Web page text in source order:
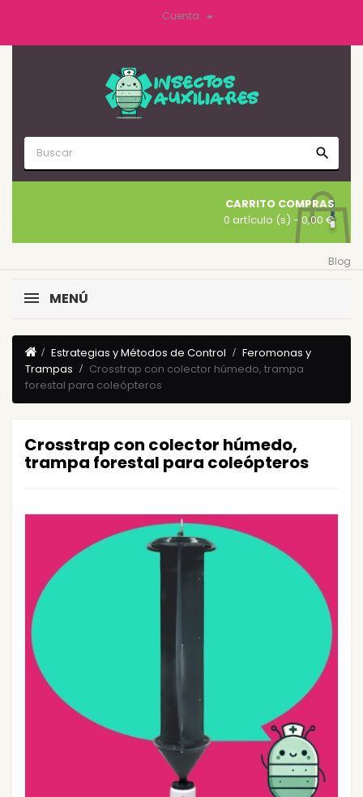
Cuenta 
search
CARRITO COMPRAS
0 artículo (s) - 0,00 €
Blog
MENÚ
Estrategias y Métodos de Control
Feromonas y
Trampas
Crosstrap con colector húmedo, trampa
forestal para coleópteros
Crosstrap con colector húmedo,
trampa forestal para coleópteros